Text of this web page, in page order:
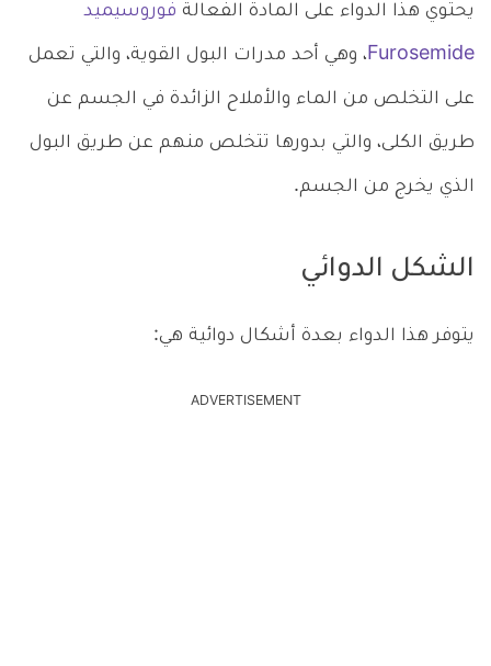
يحتوي هذا الدواء على المادة الفعالة فوروسيميد
Furosemide، وهي أحد مدرات البول القوية، والتي تعمل
على التخلص من الماء والأملاح الزائدة في الجسم عن
طريق الكلى، والتي بدورها تتخلص منهم عن طريق البول
الذي يخرج من الجسم.
الشكل الدوائي
يتوفر هذا الدواء بعدة أشكال دوائية هي:
ADVERTISEMENT